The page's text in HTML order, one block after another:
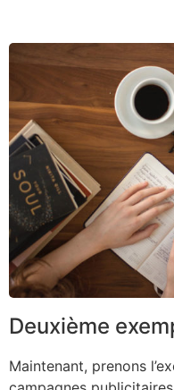
Deuxième
Maintenant, prenons